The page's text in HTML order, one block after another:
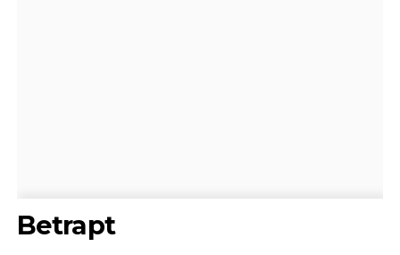
Betrapt